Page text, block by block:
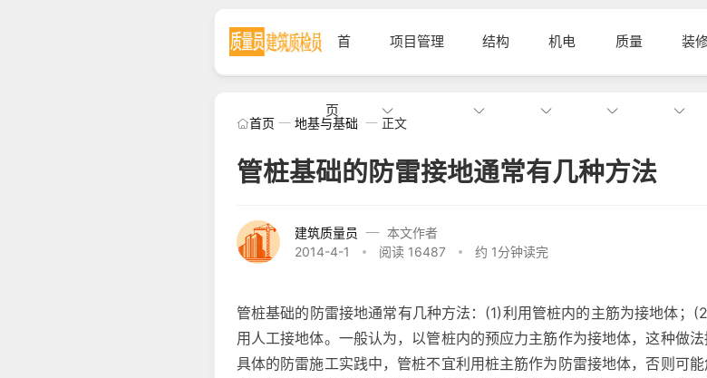
首
页
项目管理 结构 机电 质量 装
首页 地基与基础 正文
管桩基础的防雷接地通常有几种方法
建筑质量员
本文作者
2014-4-1
阅读 16487 约 1分钟读完
管桩基础的防雷接地通常有几种方法：(1)利用管桩内的主筋为接地体；
用人工接地体。一般认为，以管桩内的预应力主筋作为接地体，这种做
具体的防雷施工实践中，管桩不宜利用桩主筋作为防雷接地体，否则可